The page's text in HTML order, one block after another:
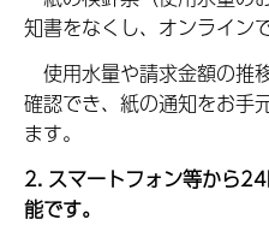
知書をなくし、オンライン
使用水量や請求金額の推
確認でき、紙の通知をお手
ます。
2. スマートフォン等から
能です。